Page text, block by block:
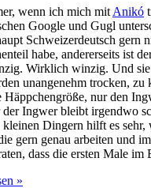
wenn ich mich mit Anikó
Google und Gugl
Schweizerdeutsch gern
habe, andererseits ist
Wirklich winzig. Und
unangenehm trocken, zu
Häppchengröße, nur den
der Ingwer bleibt irgendwo
Dingern hilft es
gern genau arbeiten und
dass die ersten Male im
»